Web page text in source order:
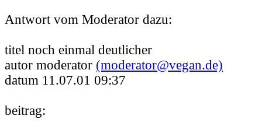
Antwort vom Moderator dazu:
titel noch einmal deutlicher
autor moderator (moderator@vegan.de)
datum 11.07.01 09:37
beitrag: